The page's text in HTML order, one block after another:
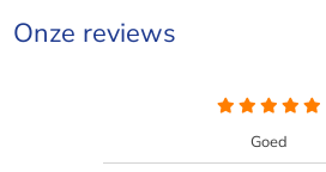
Onze reviews
Goed